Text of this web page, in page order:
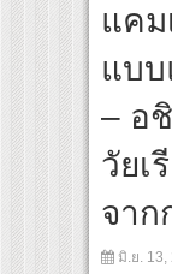
ปลุกกระแส ผิวโชกุ ผิวโ
ดเกมใหม่ในวงการการ
อดการล
แคม
แบบ
– อ
วัยเ
จาก
มิ.ย. 13,